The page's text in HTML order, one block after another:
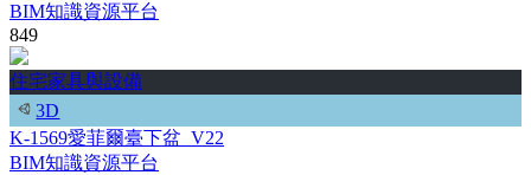
BIM知識資源平台
849
住宅家具與設備
3D
K-1569愛菲爾臺下盆_V22
BIM知識資源平台